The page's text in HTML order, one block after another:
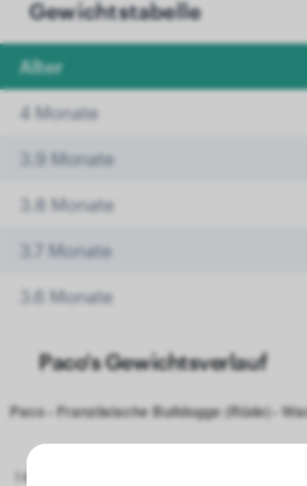
Gewichtstabelle
Alter
4 Monate
3.9 Monate
3.8 Monate
3.7 Monate
3.6 Monate
Paco's Gewichtsverlauf